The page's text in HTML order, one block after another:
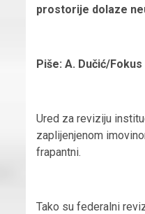
prostorije dolaze
Piše: A. Dučić/Fokus
Ured za reviziju
zaplijenjenom
frapantni.
Tako su federalni